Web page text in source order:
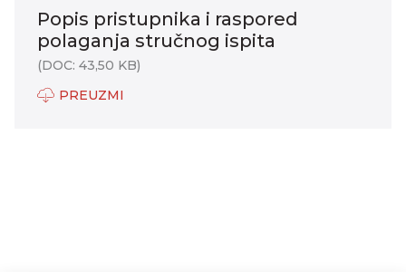
Popis pristupnika i raspored
polaganja stručnog ispita
(DOC: 43,50 KB)
PREUZMI